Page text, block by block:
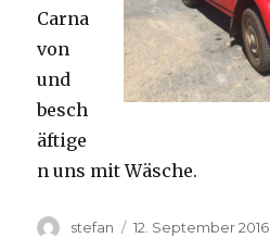
Carna
von
und
besch
äftige
n uns mit Wäsche.
Autor
stefan
Veröffentlicht
12. September 2016